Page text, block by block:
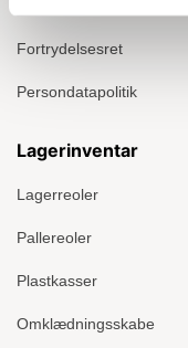
Fortrydelsesret
Persondatapolitik
Lagerinventar
Lagerreoler
Pallereoler
Plastkasser
Omklædningsskabe